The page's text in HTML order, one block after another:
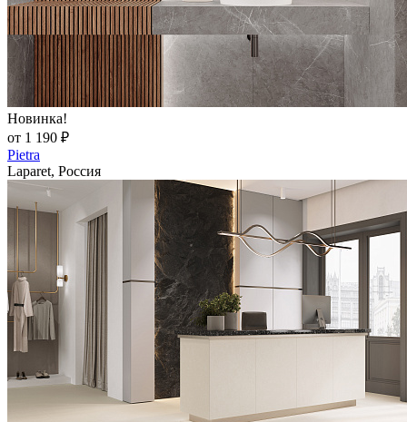
Новинка!
от 1 190 ₽
Pietra
Laparet, Россия